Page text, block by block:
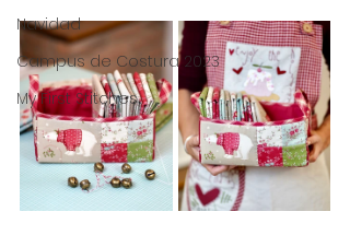
Navidad
Campus de Costura 2023
My First Stitches